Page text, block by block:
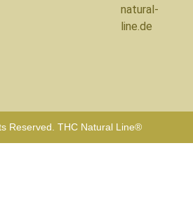
natural-
line.de
Reserved. THC Natural Line®